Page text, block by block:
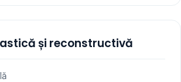
și reconstructivă